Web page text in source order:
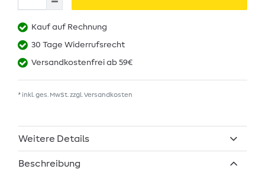
Kauf auf Rechnung
30 Tage Widerrufsrecht
Versandkostenfrei ab 59€
* inkl. ges. MwSt. zzgl.Versandkosten
Weitere Details
Beschreibung